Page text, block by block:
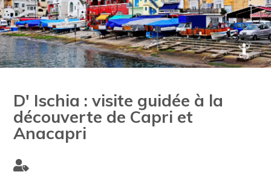
D' Ischia : visite guidée à la
découverte de Capri et
Anacapri